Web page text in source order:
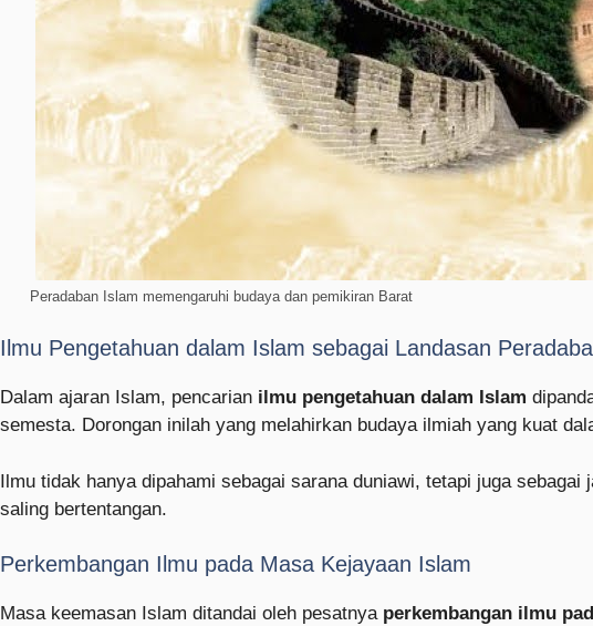
Peradaban Islam memengaruhi budaya dan pemikiran Barat
Ilmu Pengetahuan dalam Islam sebagai Landasan
Dalam ajaran Islam, pencarian ilmu pengetahuan dalam Islam
semesta. Dorongan inilah yang melahirkan budaya ilmiah yang kuat
Ilmu tidak hanya dipahami sebagai sarana duniawi, tetapi juga
saling bertentangan.
Perkembangan Ilmu pada Masa Kejayaan Islam
Masa keemasan Islam ditandai oleh pesatnya perkembangan ilmu